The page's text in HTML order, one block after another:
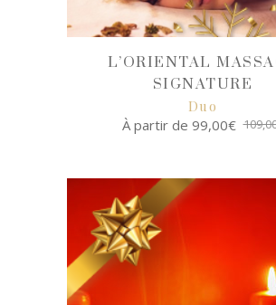
L’ORIENTAL
SIGNATURE
Duo
À partir de 99,00€
SELECT